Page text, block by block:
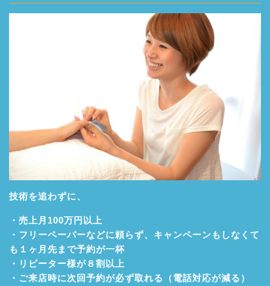
技術を追わずに、
・売上月100万円以上
・フリーペーパーなどに頼らず、キャンペーンもしなくて
も１ヶ月先まで予約が一杯
・リピーター様が８割以上
・ご来店時に次回予約が必ず取れる（電話対応が減る）